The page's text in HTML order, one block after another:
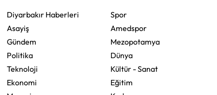
Diyarbakır Haberleri
Asayiş
Gündem
Politika
Teknoloji
Ekonomi
Spor
Amedspor
Mezopotamya
Dünya
Kültür - Sanat
Eğitim